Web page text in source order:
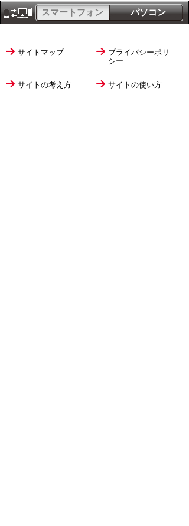
パソコン
スマートフォン
サイトマップ
プライバシーポリ
シー
サイトの考え方 サイトの使い方